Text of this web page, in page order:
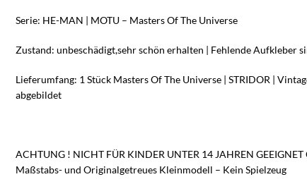
Serie: HE-MAN | MOTU – Masters Of The Universe
Zustand: unbeschädigt,sehr schön erhalten | Fehlende Aufkleber
Lieferumfang: 1 Stück Masters Of The Universe | STRIDOR |
abgebildet
ACHTUNG ! NICHT FÜR KINDER UNTER 14 JAHREN
Maßstabs- und Originalgetreues Kleinmodell – Kein Spielzeug